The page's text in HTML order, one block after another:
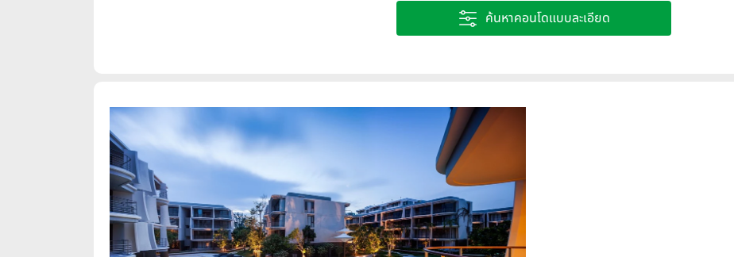
ค้นหาคอนโดแบบละเอียด